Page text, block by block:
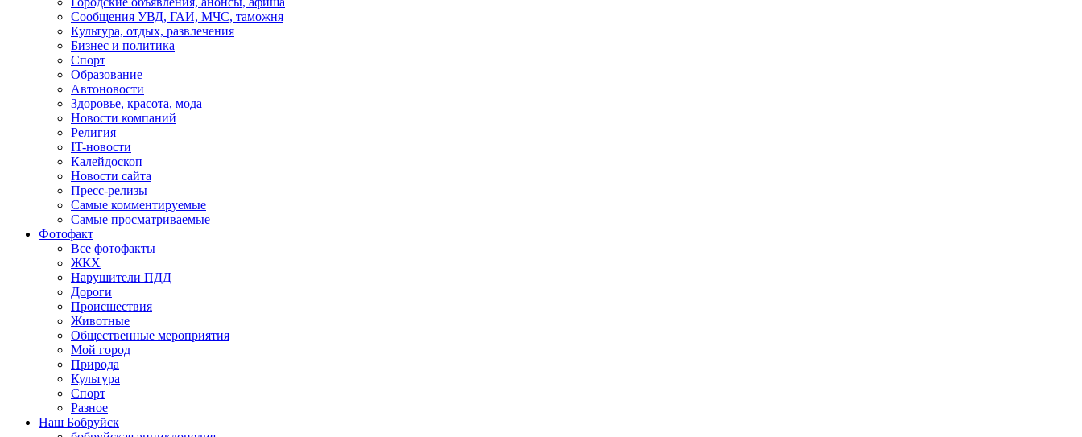
Сообщения УВД, ГАИ, МЧС, таможня
Культура, отдых, развлечения
Бизнес и политика
Спорт
Образование
Автоновости
Здоровье, красота, мода
Новости компаний
Религия
IT-новости
Калейдоскоп
Новости сайта
Пресс-релизы
Самые комментируемые
Самые просматриваемые
Фотофакт
Все фотофакты
ЖКХ
Нарушители ПДД
Дороги
Происшествия
Животные
Общественные мероприятия
Мой город
Природа
Культура
Спорт
Разное
Наш Бобруйск